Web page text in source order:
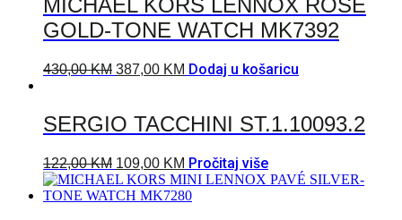
GOLD-TONE WATCH MK7392
430,00KM 387,00 KM Dodaj u košaricu
SERGIO TACCHINI ST.1.10093.2
122,00KM 109,00 KM Pročitaj više